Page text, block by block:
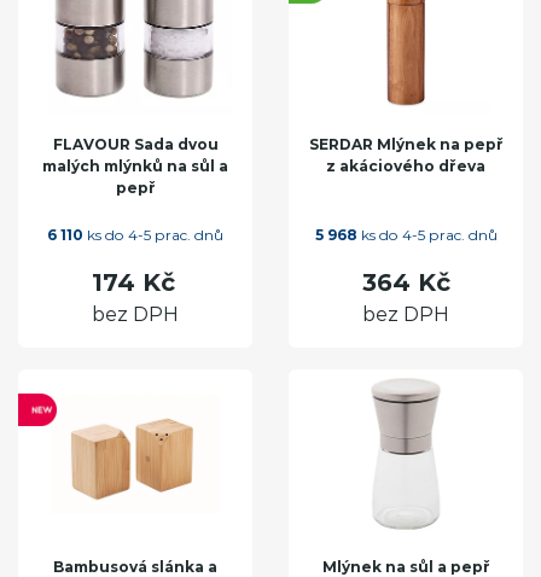
FLAVOUR Sada dvou
malých mlýnků na sůl a
pepř
6 110 ks do 4-5 prac. dnů
174 Kč
bez DPH
SERDAR Mlýnek na pepř
z akáciového dřeva
5 968 ks do 4-5 prac. dnů
364 Kč
bez DPH
Bambusová slánka a
Mlýnek na sůl a pepř